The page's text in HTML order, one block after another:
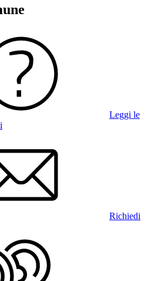
Leggi le
Richiedi